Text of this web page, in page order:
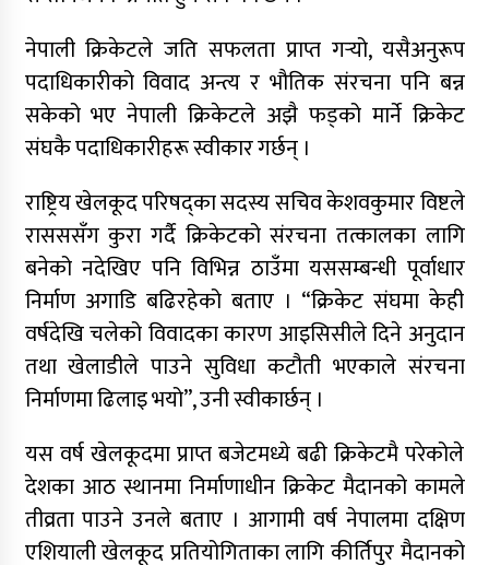
नेपाली क्रिकेटले जति सफलता प्राप्त गर्‍यो, यसैअनुरूप
पदाधिकारीको विवाद अन्त्य र भौतिक संरचना पनि बन्न
सकेको भए नेपाली क्रिकेटले अझै फड्को मार्ने क्रिकेट
संघकै पदाधिकारीहरू स्वीकार गर्छन् ।
राष्ट्रिय खेलकूद परिषद्का सदस्य सचिव केशवकुमार विष्टले
रासससँग कुरा गर्दै क्रिकेटको संरचना तत्कालका लागि
बनेको नदेखिए पनि विभिन्न ठाउँमा यससम्बन्धी पूर्वाधार
निर्माण अगाडि बढिरहेको बताए । “क्रिकेट संघमा केही
वर्षदेखि चलेको विवादका कारण आइसिसीले दिने अनुदान
तथा खेलाडीले पाउने सुविधा कटौती भएकाले संरचना
निर्माणमा ढिलाइ भयो”, उनी स्वीकार्छन् ।
यस वर्ष खेलकूदमा प्राप्त बजेटमध्ये बढी क्रिकेटमै परेकोले
देशका आठ स्थानमा निर्माणाधीन क्रिकेट मैदानको कामले
तीव्रता पाउने उनले बताए । आगामी वर्ष नेपालमा दक्षिण
एशियाली खेलकूद प्रतियोगिताका लागि कीर्तिपुर मैदानको